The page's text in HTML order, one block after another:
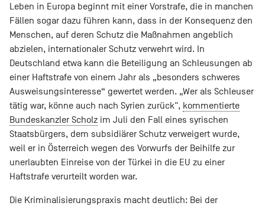
Leben in Europa beginnt mit einer Vorstrafe, die in manchen
Fällen sogar dazu führen kann, dass in der Konsequenz den
Menschen, auf deren Schutz die Maßnahmen angeblich
abzielen, internationaler Schutz verwehrt wird. In
Deutschland etwa kann die Beteiligung an Schleusungen ab
einer Haftstrafe von einem Jahr als „besonders schweres
Ausweisungsinteresse“ gewertet werden. „Wer als Schleuser
tätig war, könne auch nach Syrien zurück", kommentierte
Bundeskanzler Scholz im Juli den Fall eines syrischen
Staatsbürgers, dem subsidiärer Schutz verweigert wurde,
weil er in Österreich wegen des Vorwurfs der Beihilfe zur
unerlaubten Einreise von der Türkei in die EU zu einer
Haftstrafe verurteilt worden war.
Die Kriminalisierungspraxis macht deutlich: Bei der